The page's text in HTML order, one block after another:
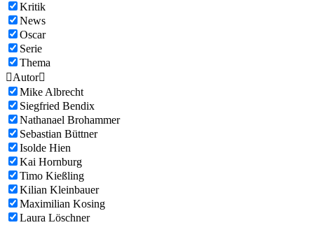
Kritik
News
Oscar
Serie
Thema
Autor
Mike Albrecht
Siegfried Bendix
Nathanael Brohammer
Sebastian Büttner
Isolde Hien
Kai Hornburg
Timo Kießling
Kilian Kleinbauer
Maximilian Kosing
Laura Löschner